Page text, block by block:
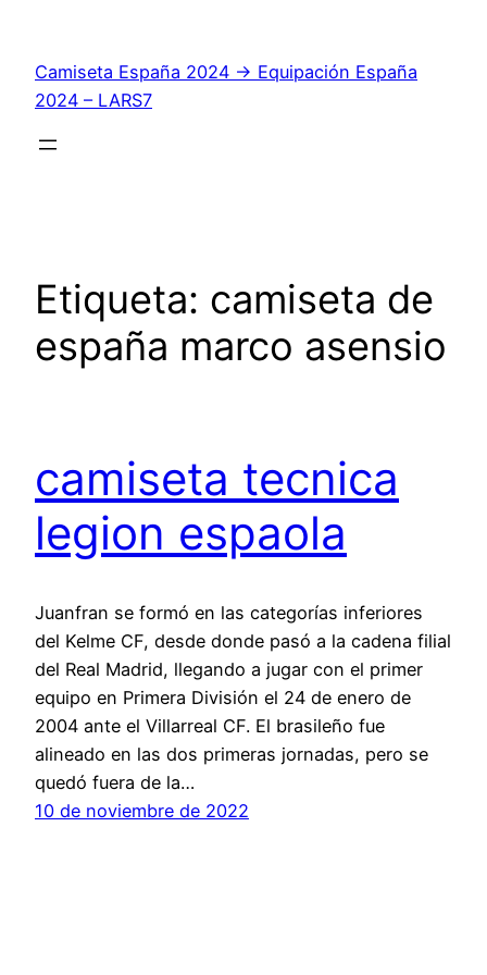
contenido
Camiseta España 2024 → Equipación España
2024 – LARS7
Etiqueta: camiseta de
españa marco asensio
camiseta tecnica
legion espaola
Juanfran se formó en las categorías inferiores
del Kelme CF, desde donde pasó a la cadena filial
del Real Madrid, llegando a jugar con el primer
equipo en Primera División el 24 de enero de
2004 ante el Villarreal CF. El brasileño fue
alineado en las dos primeras jornadas, pero se
quedó fuera de la…
10 de noviembre de 2022